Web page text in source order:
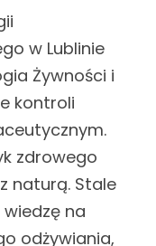
w Lublinie
Żywności i
kontroli
zdrowego
naturą. Stale
na
odżywiania,